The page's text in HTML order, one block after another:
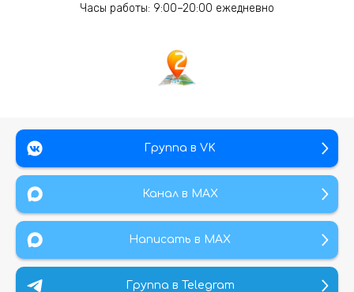
Часы работы: 9:00–20:00 ежедневно
Группа в VK
Канал в МАХ
Написать в MAX
Группа в Telegram